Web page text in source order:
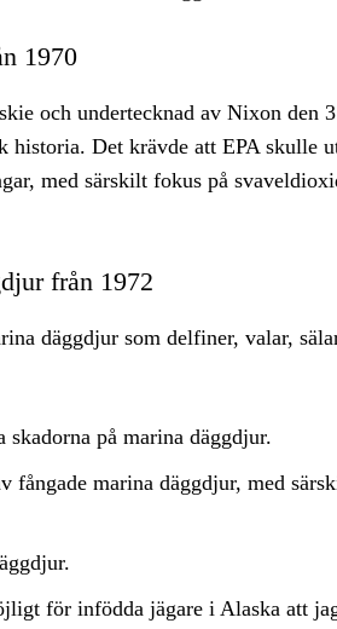
1970
och undertecknad av Nixon den
Det krävde att EPA skulle
med särskilt fokus på
från 1972
däggdjur som delfiner, valar,
på marina däggdjur.
marina däggdjur, med
för infödda jägare i Alaska att